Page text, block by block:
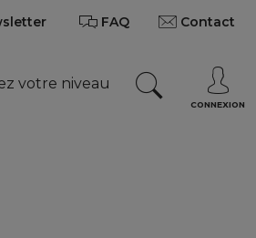
FAQ Contact
votre niveau
CONNEXION